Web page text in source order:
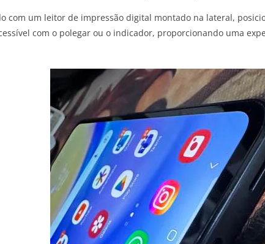
com um leitor de impressão digital montado na lateral,
com o polegar ou o indicador, proporcionando uma